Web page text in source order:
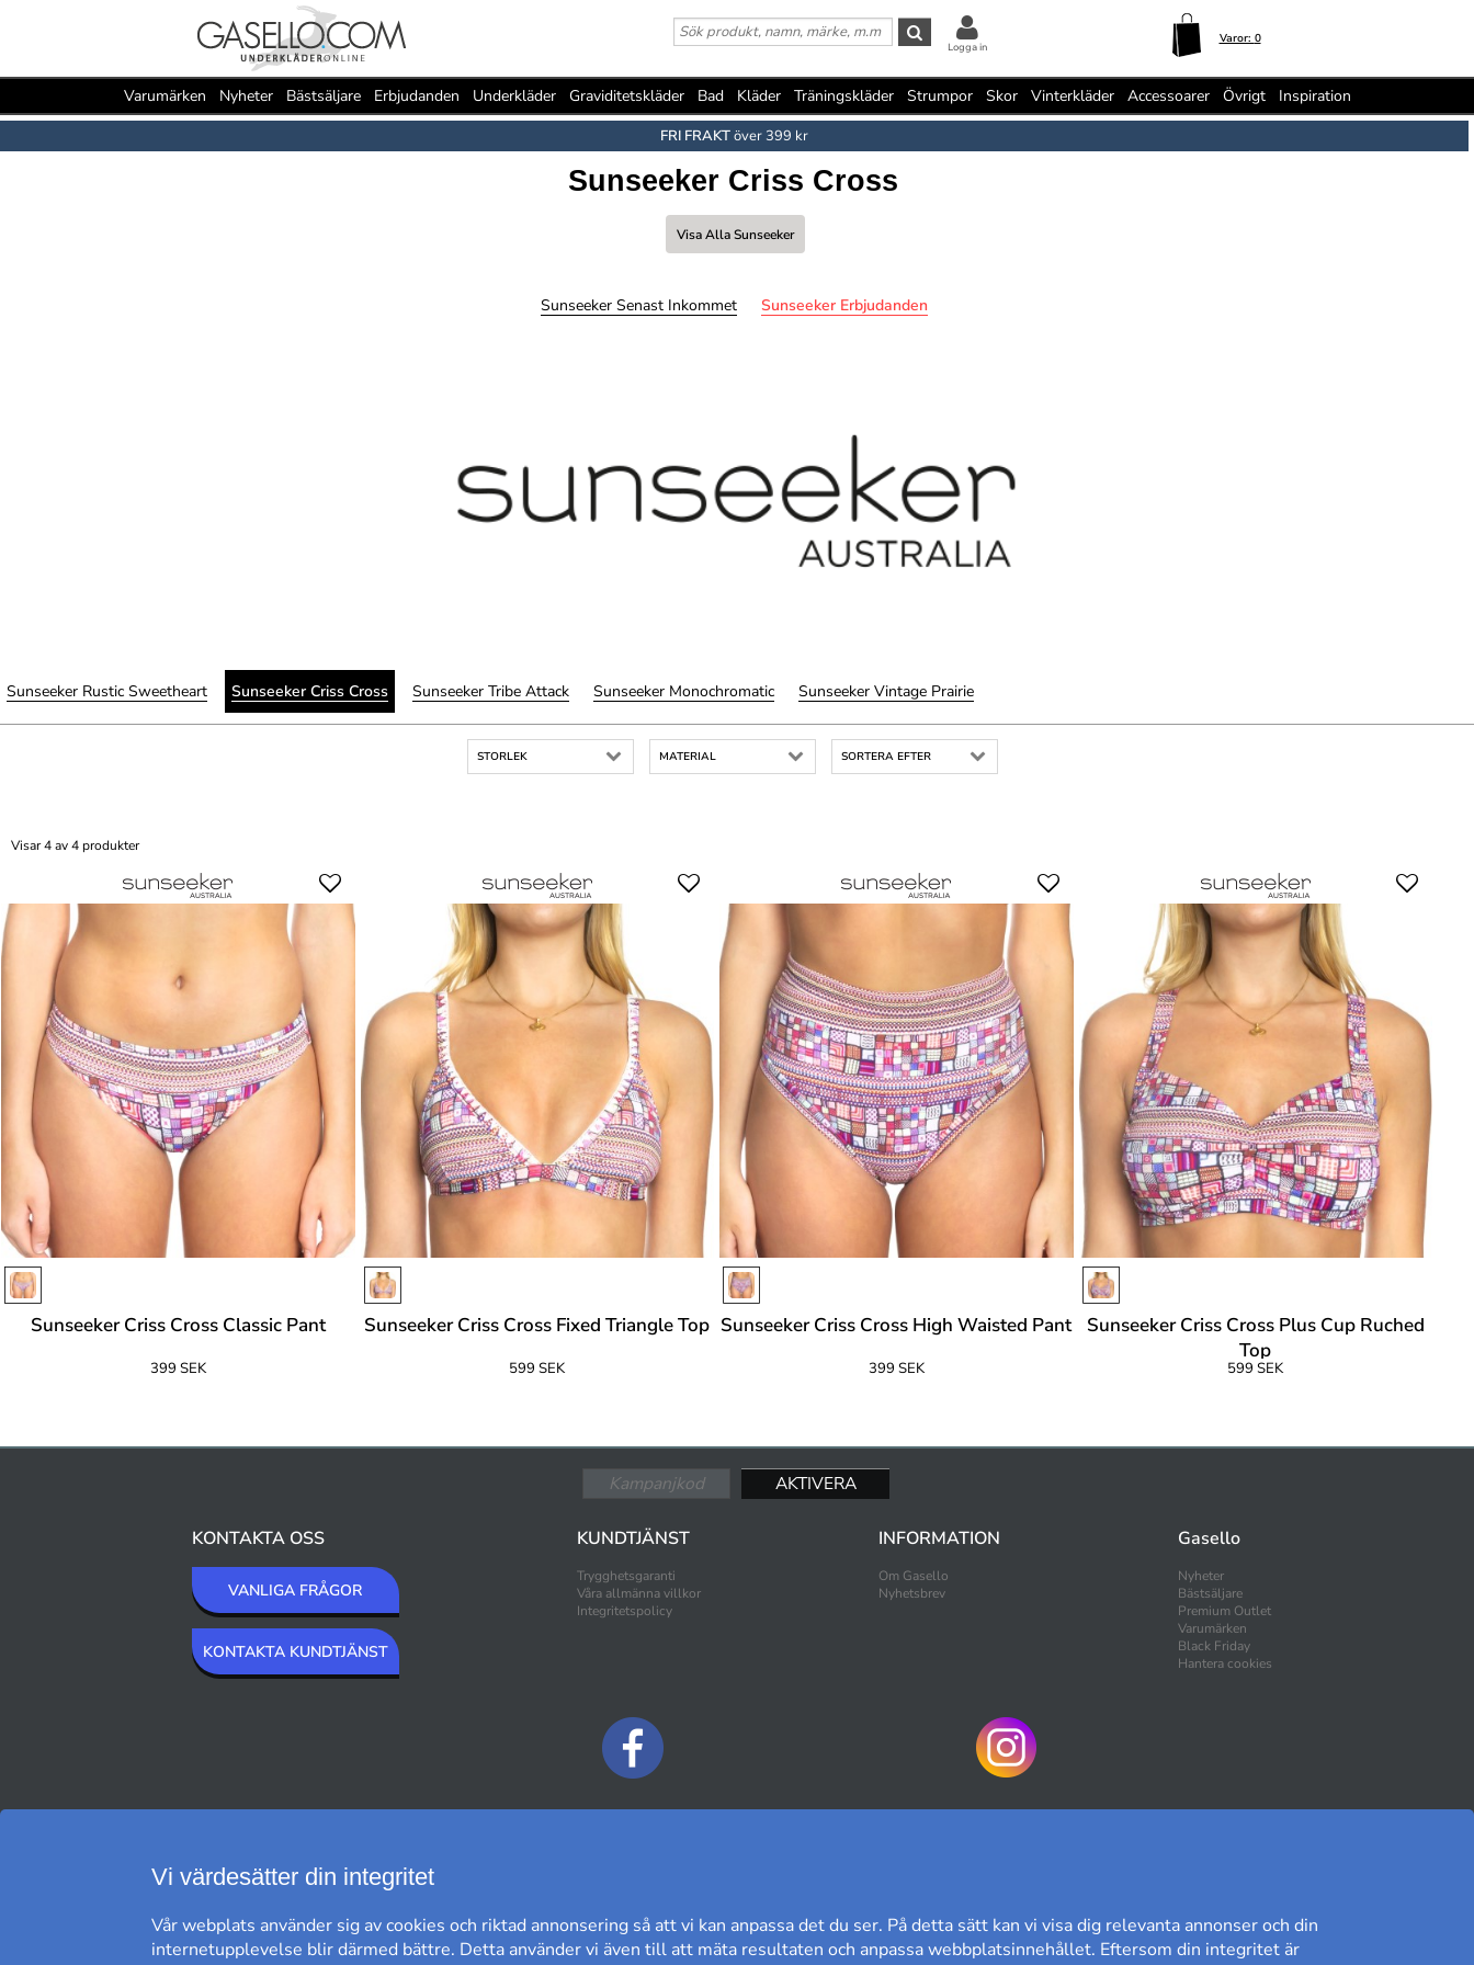
Varor: 0
Logga in
Varumärken Nyheter Bästsäljare Erbjudanden Underkläder Graviditetskläder Bad Kläder Träningskläder Strumpor Skor Vinterkläder Accessoarer Övrigt Inspiration
FRI FRAKTöver 399 kr
Sunseeker Criss Cross
Visa Alla Sunseeker
Sunseeker Senast Inkommet Sunseeker Erbjudanden
Sunseeker Rustic Sweetheart Sunseeker Criss Cross Sunseeker Tribe Attack Sunseeker Monochromatic Sunseeker Vintage Prairie
STORLEK MATERIAL SORTERA EFTER
Visar 4 av 4 produkter
Sunseeker Criss Cross Classic Pant
399 SEK
Sunseeker Criss Cross Fixed Triangle Top
599 SEK
Sunseeker Criss Cross High Waisted Pant
399 SEK
Sunseeker Criss Cross Plus Cup Ruched
Top
599 SEK
KONTAKTA OSS
VANLIGA FRÅGOR
KONTAKTA KUNDTJÄNST
KUNDTJÄNST
Trygghetsgaranti
Våra allmänna villkor
Integritetspolicy
INFORMATION
Om Gasello
Nyhetsbrev
Gasello
Nyheter
Bästsäljare
Premium Outlet
Varumärken
Black Friday
Hantera cookies
Vi värdesätter din integritet
Vår webplats använder sig av cookies och riktad annonsering så att vi kan anpassa det du ser. På detta sätt kan vi visa dig relevanta annonser och din
internetupplevelse blir därmed bättre. Detta använder vi även till att mäta resultaten och anpassa webbplatsinnehållet. Eftersom din integritet är